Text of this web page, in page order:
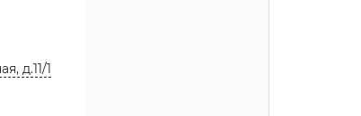
д.11/1